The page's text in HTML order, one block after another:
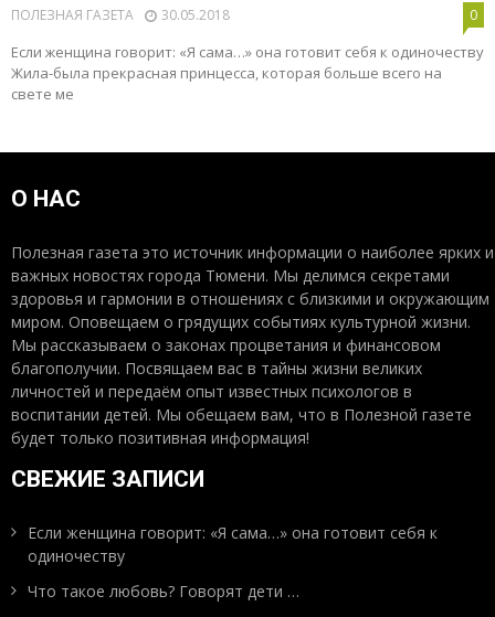
ПОЛЕЗНАЯ ГАЗЕТА 30.05.2018 0
Если женщина говорит: «Я сама…» она готовит себя к одиночеству
Жила-была прекрасная принцесса, которая больше всего на
свете ме
О НАС
Полезная газета это источник информации о наиболее ярких и
важных новостях города Тюмени. Мы делимся секретами
здоровья и гармонии в отношениях с близкими и окружающим
миром. Оповещаем о грядущих событиях культурной жизни.
Мы рассказываем о законах процветания и финансовом
благополучии. Посвящаем вас в тайны жизни великих
личностей и передаём опыт известных психологов в
воспитании детей. Мы обещаем вам, что в Полезной газете
будет только позитивная информация!
СВЕЖИЕ ЗАПИСИ
Если женщина говорит: «Я сама…» она готовит себя к
одиночеству
Что такое любовь? Говорят дети …